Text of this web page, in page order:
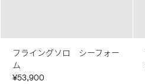
フライングソロ シーフォー
ム
¥53,900